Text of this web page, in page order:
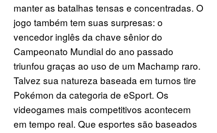
manter as batalhas tensas e concentradas. O
jogo também tem suas surpresas: o
vencedor inglês da chave sênior do
Campeonato Mundial do ano passado
triunfou graças ao uso de um Machamp raro.
Talvez sua natureza baseada em turnos tire
Pokémon da categoria de eSport. Os
videogames mais competitivos acontecem
em tempo real. Que esportes são baseados